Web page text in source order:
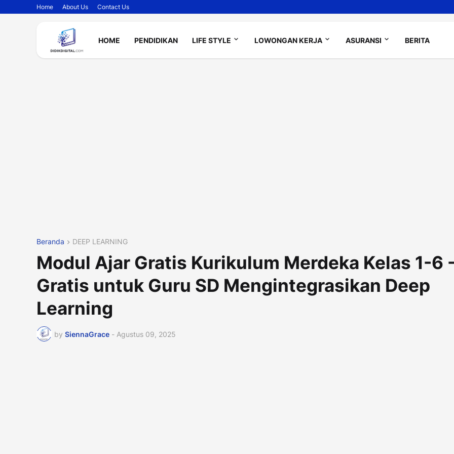
Home About Us Contact Us
HOME PENDIDIKAN LIFE STYLE LOWONGAN KERJA ASURANSI BERITA
Beranda DEEP LEARNING
Modul Ajar Gratis Kurikulum Merdeka Kelas 1-6
Gratis untuk Guru SD Mengintegrasikan Deep
Learning
by SiennaGrace - Agustus 09, 2025